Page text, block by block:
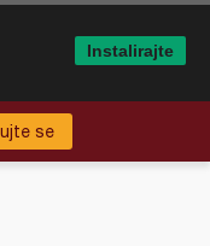
se
Instalirajte